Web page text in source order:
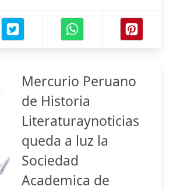
Mercurio Peruano
de Historia
Literaturaynoticias
queda a luz la
Sociedad
Academica de